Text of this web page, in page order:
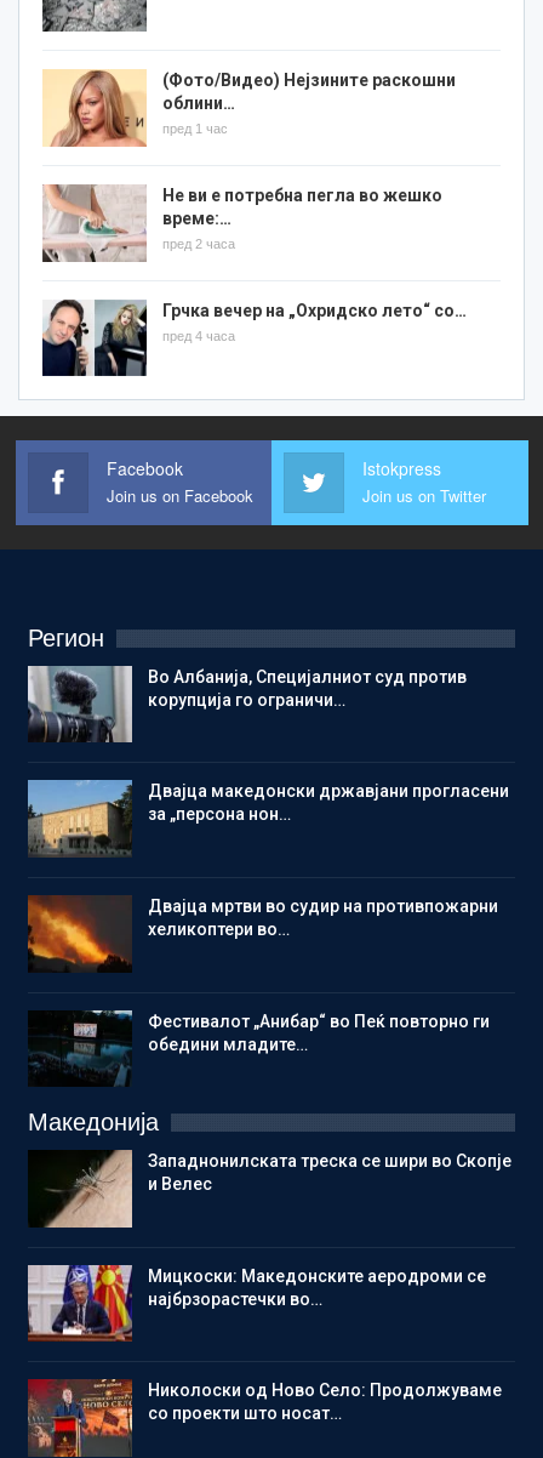
(Фото/Видео) Нејзините раскошни
облини…
пред 1 час
Не ви е потребна пегла во жешко
време:…
пред 2 часа
Грчка вечер на „Охридско лето“ со…
пред 4 часа
Facebook
Join us on Facebook
Istokpress
Join us on Twitter
Регион
Во Албанија, Специјалниот суд против
корупција го ограничи…
Двајца македонски државјани прогласени
за „персона нон…
Двајца мртви во судир на противпожарни
хеликоптери во…
Фестивалот „Анибар“ во Пеќ повторно ги
обедини младите…
Македонија
Западнонилската треска се шири во Скопје
и Велес
Мицкоски: Македонските аеродроми се
најбрзорастечки во…
Николоски од Ново Село: Продолжуваме
со проекти што носат…